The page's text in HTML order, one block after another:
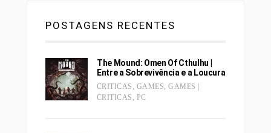
POSTAGENS RECENTES
The Mound: Omen Of Cthulhu |
Entre a Sobrevivência e a Loucura
CRITICAS , GAMES,GAMES |
CRITICAS , PC